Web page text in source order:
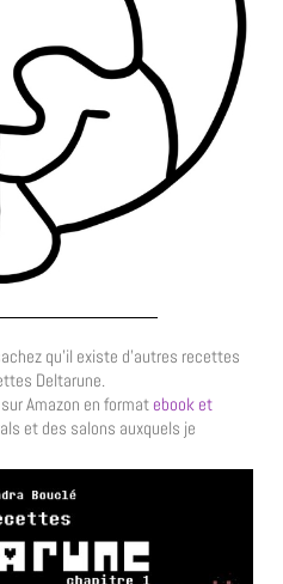
qu’il existe d’autres recettes
Deltarune.
Amazon en format ebook et
et des salons auxquels je